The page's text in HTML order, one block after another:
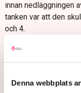
Denna webbplats
innan nedläggningen
tanken var att den
och 4.
– När sydvästlänken
ledningskapacitet
nedläggning av